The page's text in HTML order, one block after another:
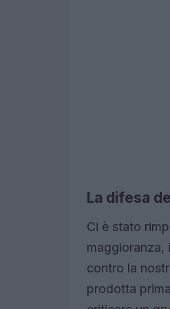
La difesa
Ci è stato
maggioranza,
contro la
prodotta